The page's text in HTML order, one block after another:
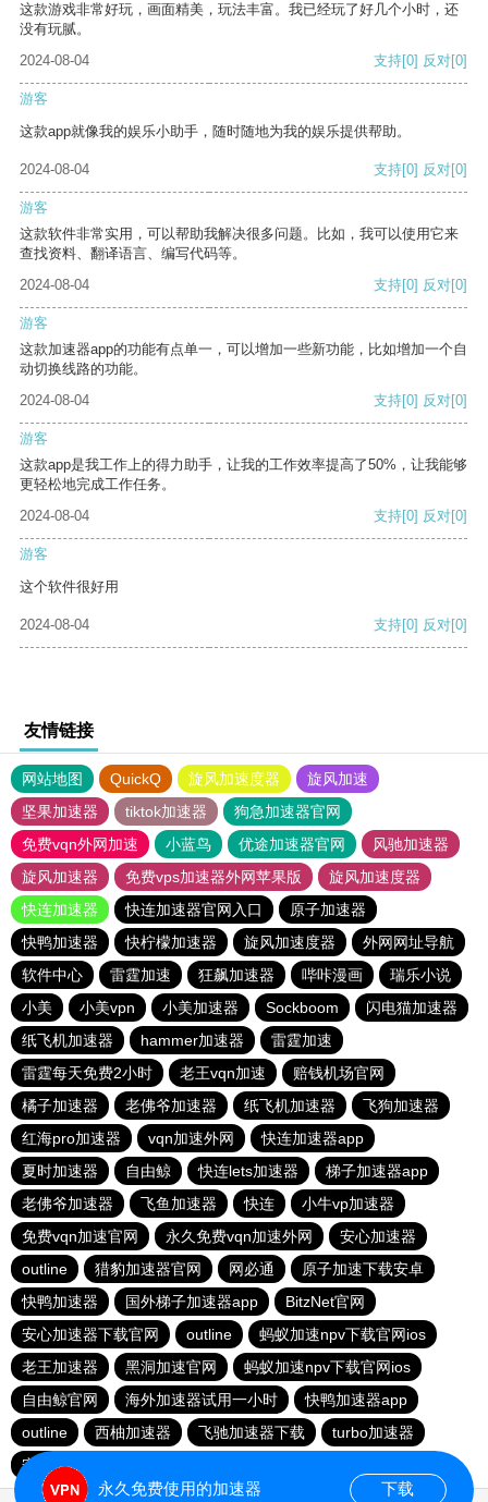
这款游戏非常好玩，画面精美，玩法丰富。我已经玩了好几个小时，还
没有玩腻。
2024-08-04
支持[0] 反对[0]
游客
这款app就像我的娱乐小助手，随时随地为我的娱乐提供帮助。
2024-08-04 支持[0] 反对[0]
游客
这款软件非常实用，可以帮助我解决很多问题。比如，我可以使用它来
查找资料、翻译语言、编写代码等。
2024-08-04
支持[0] 反对[0]
游客
这款加速器app的功能有点单一，可以增加一些新功能，比如增加一个自
动切换线路的功能。
2024-08-04
支持[0] 反对[0]
游客
这款app是我工作上的得力助手，让我的工作效率提高了50%，让我能够
更轻松地完成工作任务。
2024-08-04
支持[0] 反对[0]
游客
这个软件很好用
2024-08-04 支持[0] 反对[0]
友情链接
网站地图 QuickQ 旋风加速度器
旋风加速
坚果加速器
tiktok加速器
狗急加速器官网
免费vqn外网加速
小蓝鸟 优途加速器官网
风驰加速器
旋风加速器
免费vps加速器外网苹果版
旋风加速度器
快连加速器
快连加速器官网入口
原子加速器
快鸭加速器
快柠檬加速器 旋风加速度器
外网网址导航
软件中心
雷霆加速 狂飙加速器 哔咔漫画
瑞乐小说
小美
小美vpn 小美加速器 Sockboom
闪电猫加速器
纸飞机加速器
hammer加速器
雷霆加速
雷霆每天免费2小时
老王vqn加速
赔钱机场官网
橘子加速器
老佛爷加速器 纸飞机加速器
飞狗加速器
红海pro加速器
vqn加速外网
快连加速器app
夏时加速器
自由鲸 快连lets加速器
梯子加速器app
老佛爷加速器
飞鱼加速器 快连
小牛vp加速器
免费vqn加速官网
永久免费vqn加速外网
安心加速器
outline
猎豹加速器官网 网必通
原子加速下载安卓
快鸭加速器
国外梯子加速器app
BitzNet官网
安心加速器下载官网
outline
蚂蚁加速npv下载官网ios
老王加速器
黑洞加速官网
蚂蚁加速npv下载官网ios
自由鲸官网
海外加速器试用一小时
快鸭加速器app
outline
西柚加速器 飞驰加速器下载
turbo加速器
安卓加速器梯子免费
永久免费使用的加速器 下载